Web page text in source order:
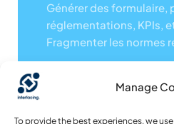
Manage
To provide the best experiences, we
réglementations, KPIs,
Fragmenter les normes